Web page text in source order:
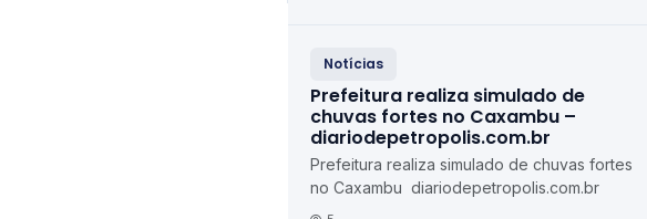
Notícias
Prefeitura realiza simulado de
chuvas fortes no Caxambu –
diariodepetropolis.com.br
Prefeitura realiza simulado de chuvas fortes
no Caxambu diariodepetropolis.com.br